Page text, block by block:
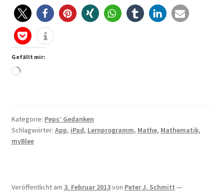
Gefällt mir:
Wird
Kategorie: Peps’ Gedanken
Schlagwörter: App, iPad, Lernprogramm, Mathe, Mathematik,
myBlee
Veröffentlicht am 3. Februar 2013von Peter J. Schmitt —